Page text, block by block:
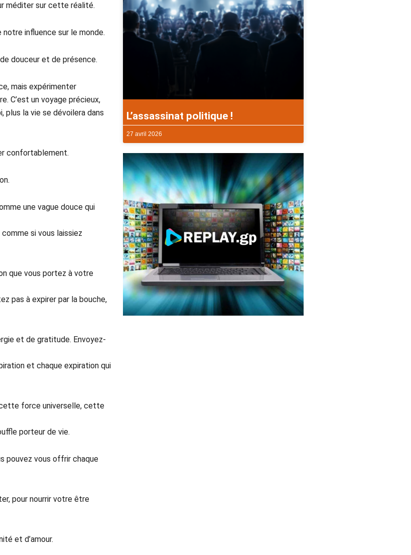
méditer sur cette réalité.
influence sur le monde.
douceur et de présence.
mais expérimenter
C’est un voyage précieux,
plus la vie se dévoilera dans
confortablement.
une vague douce qui
si vous laissiez
que vous portez à votre
pas à expirer par la bouche,
et de gratitude. Envoyez-
et chaque expiration qui
cette force universelle, cette
porteur de vie.
pouvez vous offrir chaque
pour nourrir votre être
et d’amour.
L’assassinat politique !
27 avril 2026